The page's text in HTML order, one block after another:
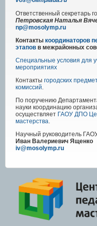
Ответственный секретарь
Петровская Наталья
np@mosolymp.ru
Контакты координаторов
этапов в межрайонных
Специальные условия для
мероприятиях
Контакты городских
комиссий.
По поручению
науки координацию
осуществляет ГАОУ ДПО
мастерства.
Научный руководитель
Иван Валериевич Ященко
iv@mosolymp.ru